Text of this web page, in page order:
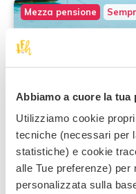
Abbiamo a cuore la tua
Utilizziamo cookie
tecniche (necessari per
statistiche) e cookie
alle Tue preferenze) per
personalizzata sulla
Mezza pensione
1 bambino
camere
Valida dal 09/05/